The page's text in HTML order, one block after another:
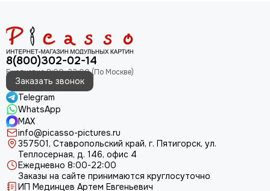
8(800)302-02-14
Заказать звонок
Telegram
WhatsApp
MAX
info@picasso-pictures.ru
357501, Ставропольский край, г. Пятигорск, ул.
Теплосерная, д. 146, офис 4
Ежедневно 8:00-22:00
Заказы на сайте принимаются круглосуточно
ИП Мединцев Артем Евгеньевич